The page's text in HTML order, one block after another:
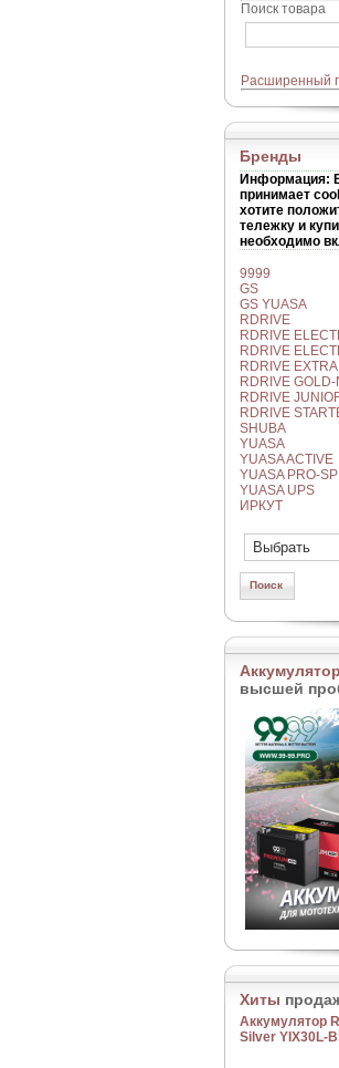
Поиск товара
Расширенный
Бренды
Информация:
принимает
хотите
тележку и
необходимо
9999
GS
GS YUASA
RDRIVE
RDRIVE
RDRIVE
RDRIVE EXTRA
RDRIVE
RDRIVE
RDRIVE
SHUBA
YUASA
YUASA ACTIVE
YUASA PRO-
YUASA UPS
ИРКУТ
высшей
Хиты
Аккумулятор
Silver YIX30L-